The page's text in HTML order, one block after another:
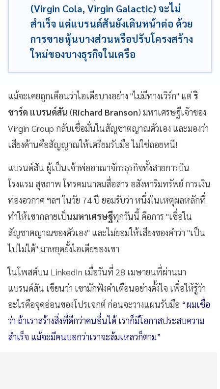
(Virgin Cola, Virgin Galactic) จะไม่
สำเร็จ แต่แบรนด์สันยังเดินหน้าต่อ ด้วย
การขายหุ้นบางส่วนหรือปรับโครงสร้าง
ใหม่ของบางธุรกิจในเครือ
แม้จะเคยถูกเตือนว่าไอเดียบางอย่าง "ไม่มีทางเวิร์ก" แต่ริ
ชาร์ด แบรนด์สัน (Richard Branson) มหาเศรษฐีเจ้าของ
Virgin Group กลับเชื่อมั่นในสัญชาตญาณตัวเอง และมองว่า
เสียงค้านคือสัญญาณให้เตรียมรับมือ ไม่ใช่ถอยหนี!
แบรนด์สัน ผู้เป็นเจ้าพ่ออาณาจักรธุรกิจทั้งสายการบิน
โรงแรม สุขภาพ โทรคมนาคมสื่อสาร อสังหาริมทรัพย์ การเงิน
ท่องอวกาศ ฯลฯ ในวัย 74 ปี ยอมรับว่า หนึ่งในเหตุผลหลักที่
ทำให้เขากลายเป็นมหาเศรษฐีทุกวันนี้ คือการ "เชื่อใน
สัญชาตญาณของตัวเอง" และไม่ยอมให้เสียงของคำว่า "เป็น
ไปไม่ได้" มาหยุดยั้งไอเดียของเขา
ในโพสต์บน LinkedIn เมื่อวันที่ 28 เมษายนที่ผ่านมา
แบรนด์สัน เขียนว่า เขามักฟังคำเตือนอย่างตั้งใจ เพื่อให้รู้ว่า
อะไรคือจุดอ่อนของโปรเจกต์ ก่อนจะวางแผนรับมือ “ผมเชื่อ
ว่า ถ้าเราสร้างสิ่งที่ดีกว่าคนอื่นได้ เราก็มีโอกาสประสบความ
สำเร็จ แม้จะมีคนบอกว่าเราจะล้มเหลวก็ตาม”